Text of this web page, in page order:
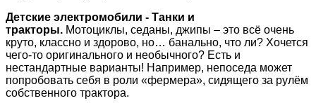
Детские электромобили - Танки и
тракторы. Мотоциклы, седаны, джипы – это всё очень
круто, классно и здорово, но… банально, что ли? Хочется
чего-то оригинального и необычного? Есть и
нестандартные варианты! Например, непоседа может
попробовать себя в роли «фермера», сидящего за рулём
собственного трактора.